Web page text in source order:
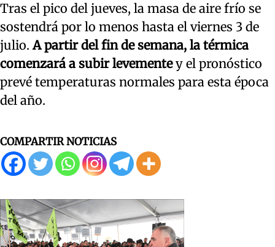
Tras el pico del jueves, la masa de aire frío se
sostendrá por lo menos hasta el viernes 3 de
julio.A partir del fin de semana, la térmica
comenzará a subir levementey el pronóstico
prevé temperaturas normales para esta época
del año.
COMPARTIR NOTICIAS